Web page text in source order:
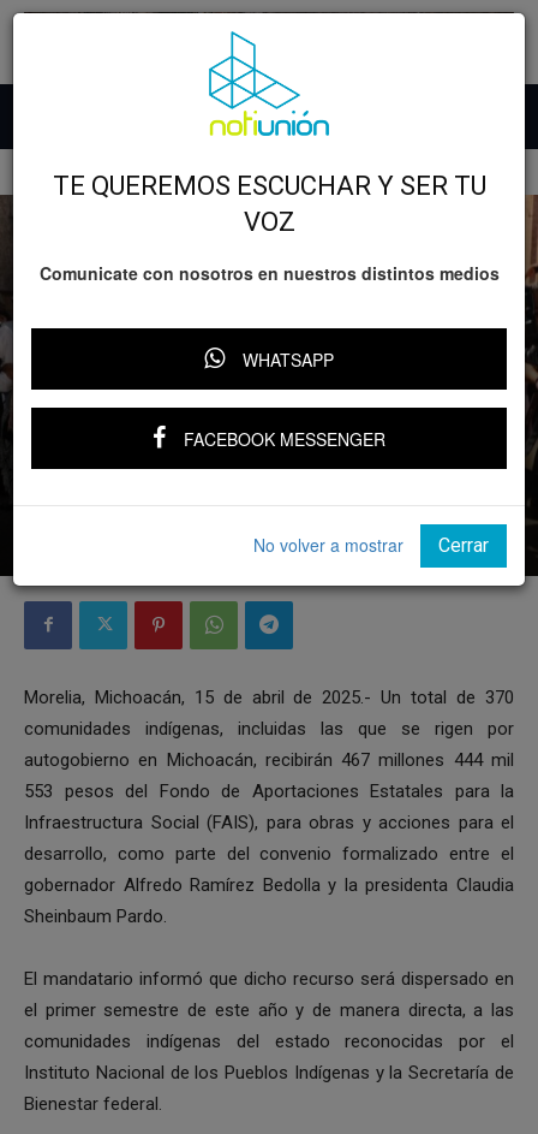
GOBIERNO
Recibirán 370 comunidades indígenas
recursos directos para infraestructura
Morelia, Michoacán, 15 de abril de 2025.- Un total de 370
comunidades indígenas, incluidas las que se rigen por
autogobierno en Michoacán, recibirán 467 millones 444 mil
553 pesos del Fondo de Aportaciones Estatales para la
Infraestructura Social (FAIS), para obras y acciones para el
desarrollo, como parte del convenio formalizado entre el
gobernador Alfredo Ramírez Bedolla y la presidenta Claudia
Sheinbaum Pardo.
El mandatario informó que dicho recurso será dispersado en
el primer semestre de este año y de manera directa, a las
comunidades indígenas del estado reconocidas por el
Instituto Nacional de los Pueblos Indígenas y la Secretaría de
Bienestar federal.
TE QUEREMOS ESCUCHAR Y SER TU
VOZ
Comunicate con nosotros en nuestros distintos medios
WHATSAPP
FACEBOOK MESSENGER
No volver a mostrar Cerrar